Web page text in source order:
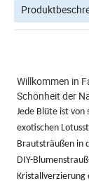
Willkommen in
Schönheit der
Jede Blüte ist von
exotischen
Brautsträußen in
DIY-
Kristallverzierung